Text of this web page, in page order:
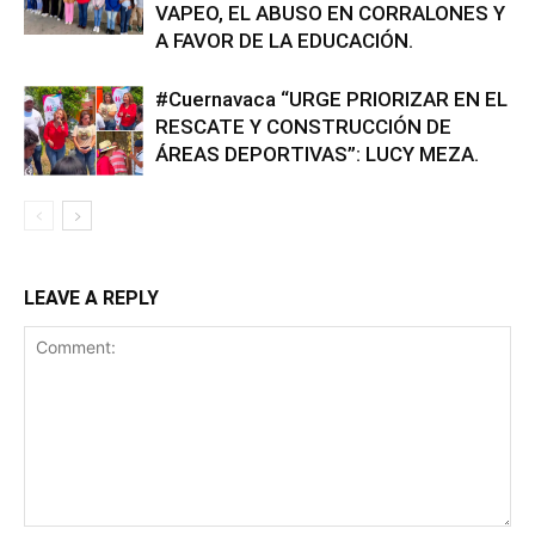
VAPEO, EL ABUSO EN CORRALONES Y
A FAVOR DE LA EDUCACIÓN.
#Cuernavaca “URGE PRIORIZAR EN EL
RESCATE Y CONSTRUCCIÓN DE
ÁREAS DEPORTIVAS”: LUCY MEZA.
LEAVE A REPLY